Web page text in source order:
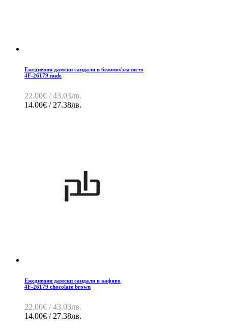
Ежедневни дамски сандали в бежово/златисто
4F-26179 nude
22.00€ / 43.03лв.
14.00€ / 27.38лв.
Ежедневни дамски сандали в кафяво
4F-26179 chocolate brown
22.00€ / 43.03лв.
14.00€ / 27.38лв.